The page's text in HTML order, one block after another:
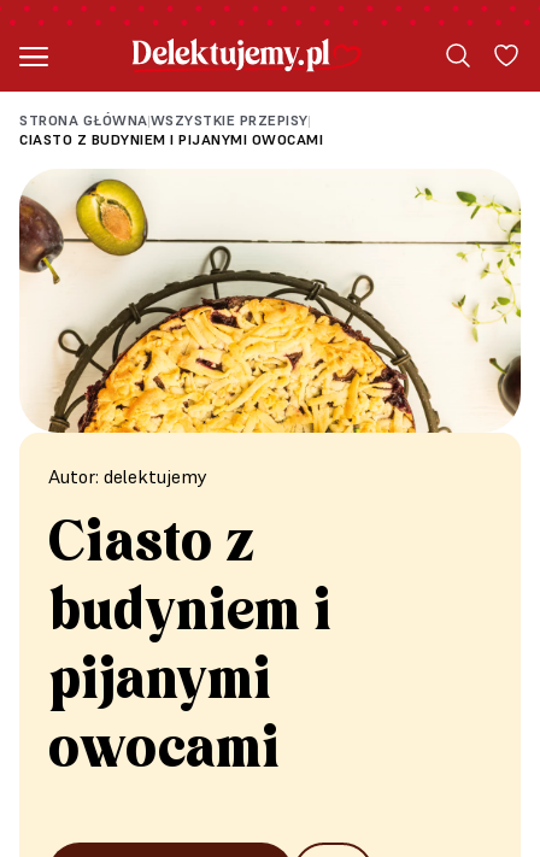
STRONA GŁÓWNA|WSZYSTKIE PRZEPISY|
CIASTO Z BUDYNIEM I PIJANYMI OWOCAMI
Autor: delektujemy
Ciasto z
budyniem i
pijanymi
owocami